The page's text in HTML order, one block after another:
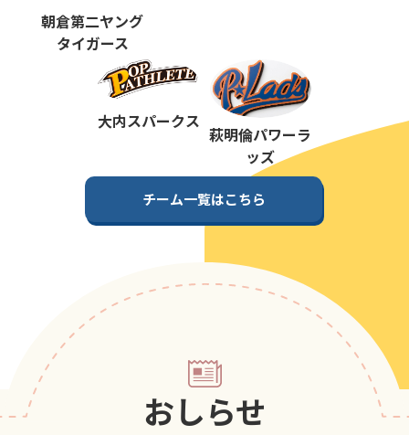
第7回
第6回 ポップアスリートカップ
第5回 ポップアスリートカップ
ポップアスリートカップ
ポップアスリートカップ
ポップアスリートカップ
朝倉第二ヤング
タイガース
大内スパークス
萩明倫パワーラ
ッズ
チーム一覧はこちら
おしらせ